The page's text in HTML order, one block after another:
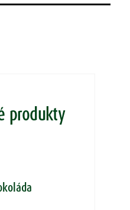
produkty